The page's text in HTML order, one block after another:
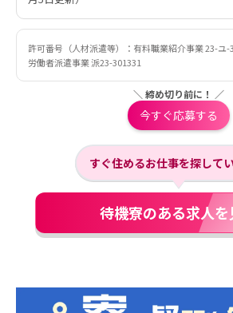
許可番号（人材派遣等）：有料職業紹介事業 23-ユ-
労働者派遣事業 派23-301331
＼ 締め切り前に！ ／
今すぐ応募する
すぐ住めるお仕事を探して
待機寮のある求人を